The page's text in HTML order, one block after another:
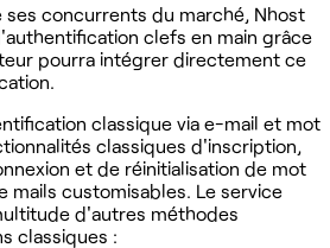
concurrents du marché, Nhost
clefs en main grâce
pourra intégrer directement ce
classique via e-mail et mot
classiques d'inscription,
et de réinitialisation de mot
mails customisables. Le service
d'autres méthodes
classiques :